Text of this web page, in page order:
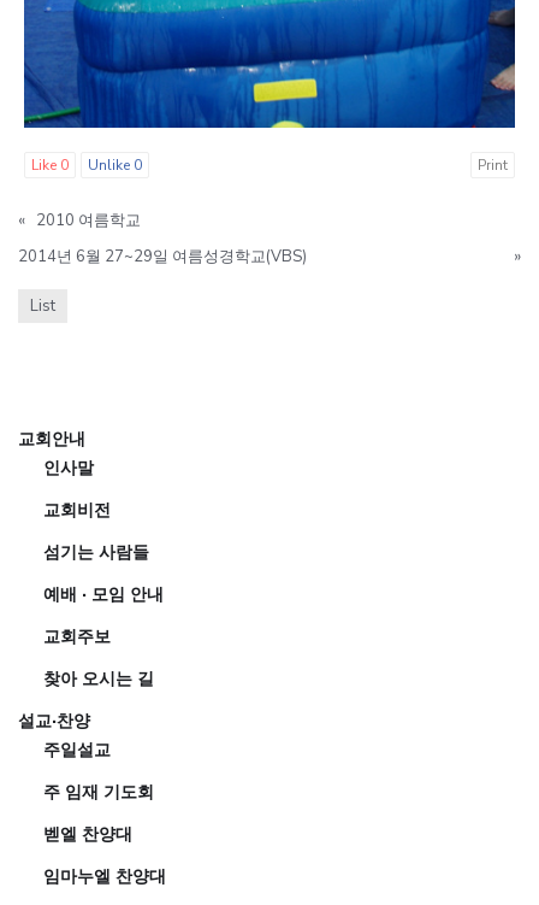
Like 0 Unlike 0 Print
« 2010 여름학교
2014년 6월 27~29일 여름성경학교(VBS)
»
List
교회안내
인사말
교회비전
섬기는 사람들
예배 · 모임 안내
교회주보
찾아 오시는 길
설교·찬양
주일설교
주 임재 기도회
벧엘 찬양대
임마누엘 찬양대